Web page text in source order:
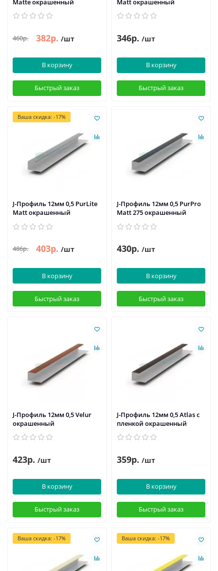
Matte окрашенный
460р. 382р. /шт
В корзину
Быстрый заказ
Мatt окрашенный
346р. /шт
В корзину
Быстрый заказ
Ваша скидка: -17%
J-Профиль 12мм 0,5 PurLite
Мatt окрашенный
486р. 403р. /шт
В корзину
Быстрый заказ
J-Профиль 12мм 0,5 PurPro
Matt 275 окрашенный
430р. /шт
В корзину
Быстрый заказ
J-Профиль 12мм 0,5 Velur
окрашенный
423р. /шт
В корзину
Быстрый заказ
J-Профиль 12мм 0,5 Atlas с
пленкой окрашенный
359р. /шт
В корзину
Быстрый заказ
Ваша скидка: -17% Ваша скидка: -17%